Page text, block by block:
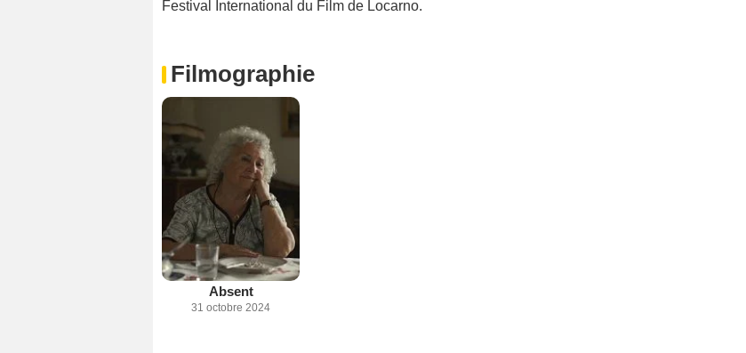
Festival International du Film de Locarno.
Filmographie
Absent
31 octobre 2024